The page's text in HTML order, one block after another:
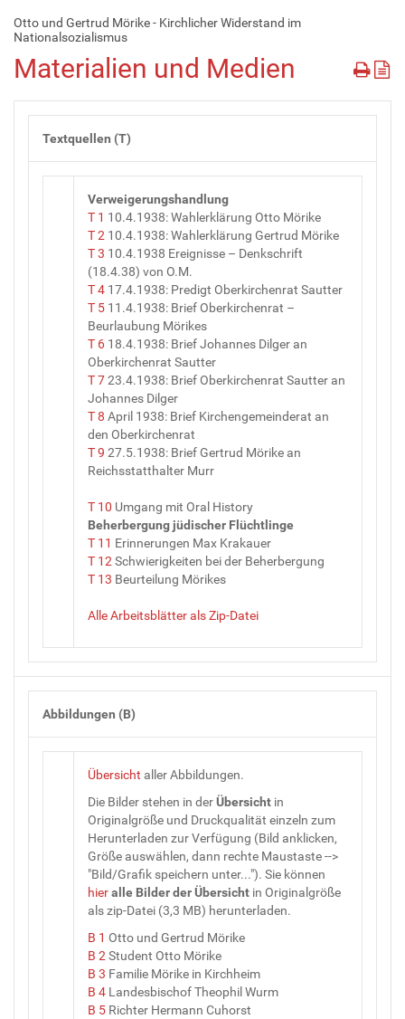
Otto und Gertrud Mörike - Kirchlicher Widerstand im
Nationalsozialismus
Materialien und Medien
Textquellen (T)
Verweigerungshandlung
T 1 10.4.1938: Wahlerklärung Otto Mörike
T 2 10.4.1938: Wahlerklärung Gertrud Mörike
T 3 10.4.1938 Ereignisse – Denkschrift
(18.4.38) von O.M.
T 4 17.4.1938: Predigt Oberkirchenrat Sautter
T 5 11.4.1938: Brief Oberkirchenrat –
Beurlaubung Mörikes
T 6 18.4.1938: Brief Johannes Dilger an
Oberkirchenrat Sautter
T 723.4.1938: Brief Oberkirchenrat Sautter an
Johannes Dilger
T 8 April 1938: Brief Kirchengemeinderat an
den Oberkirchenrat
T 9 27.5.1938: Brief Gertrud Mörike an
Reichsstatthalter Murr
T 10 Umgang mit Oral History
Beherbergung jüdischer Flüchtlinge
T 11 Erinnerungen Max Krakauer
T 12 Schwierigkeiten bei der Beherbergung
T 13 Beurteilung Mörikes
Alle Arbeitsblätter als Zip-Datei
Abbildungen (B)
Übersicht aller Abbildungen.
Die Bilder stehen in derÜbersicht in
Originalgröße und Druckqualität einzeln zum
Herunterladen zur Verfügung (Bild anklicken,
Größe auswählen, dann rechte Maustaste -->
"Bild/Grafik speichern unter..."). Sie können
hieralle BilderderÜbersicht in Originalgröße
als zip-Datei (3,3 MB) herunterladen.
B 1 Otto und Gertrud Mörike
B 2 Student Otto Mörike
B 3 Familie Mörike in Kirchheim
B 4 Landesbischof Theophil Wurm
B 5 Richter Hermann Cuhorst